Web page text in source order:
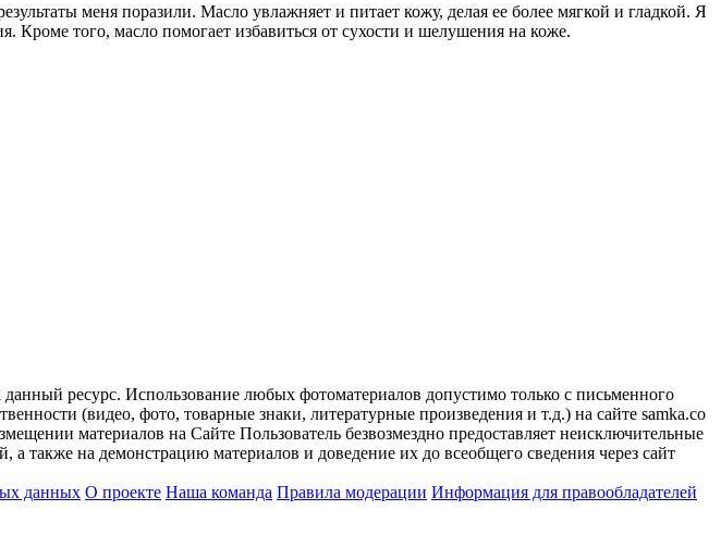
меня поразили. Масло увлажняет и питает кожу, делая ее более мягкой и гладкой. Я
Кроме того, масло помогает избавиться от сухости и шелушения на коже.
ресурс. Использование любых фотоматериалов допустимо только с письменного
(видео, фото, товарные знаки, литературные произведения и т.д.) на сайте samka.co
материалов на Сайте Пользователь безвозмездно предоставляет неисключительные
также на демонстрацию материалов и доведение их до всеобщего сведения через сайт
данных О проекте Наша команда Правила модерации Информация для правообладателей